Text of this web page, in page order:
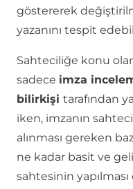
göstererek
yazanını tespit
Sahteciliğe konu
sadece imza
bilirkişi tarafından
iken, imzanın
alınması gereken
ne kadar basit ve
sahtesinin